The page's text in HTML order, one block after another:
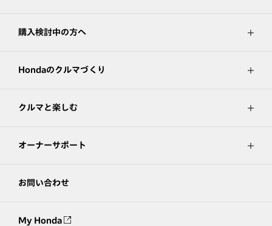
購入検討中の方へ
Hondaのクルマづくり
クルマと楽しむ
オーナーサポート
お問い合わせ
My Honda